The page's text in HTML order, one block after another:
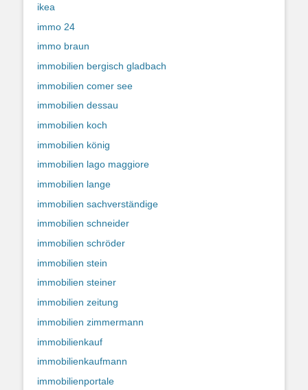
ikea
immo 24
immo braun
immobilien bergisch gladbach
immobilien comer see
immobilien dessau
immobilien koch
immobilien könig
immobilien lago maggiore
immobilien lange
immobilien sachverständige
immobilien schneider
immobilien schröder
immobilien stein
immobilien steiner
immobilien zeitung
immobilien zimmermann
immobilienkauf
immobilienkaufmann
immobilienportale